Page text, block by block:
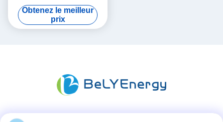
nouvelle catégorie A cellules
longue durée de vie
Obtenez le meilleur
prix